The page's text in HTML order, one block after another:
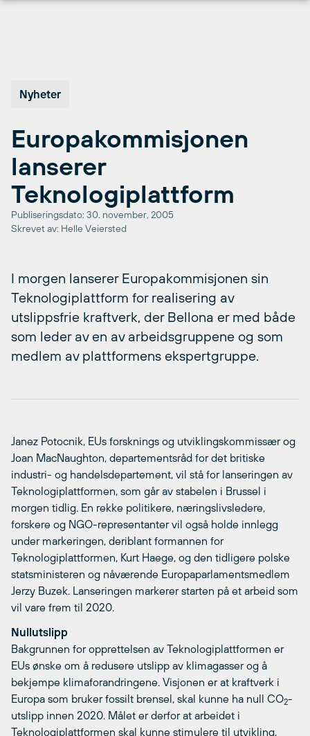
Nyheter
Europakommisjonen
lanserer
Teknologiplattform
Publiseringsdato: 30. november, 2005
Skrevet av: Helle Veiersted
I morgen lanserer Europakommisjonen sin
Teknologiplattform for realisering av
utslippsfrie kraftverk, der Bellona er med både
som leder av en av arbeidsgruppene og som
medlem av plattformens ekspertgruppe.
Janez Potocnik, EUs forsknings og utviklingskommissær og
Joan MacNaughton, departementsråd for det britiske
industri- og handelsdepartement, vil stå for lanseringen av
Teknologiplattformen, som går av stabelen i Brussel i
morgen tidlig. En rekke politikere, næringslivsledere,
forskere og NGO-representanter vil også holde innlegg
under markeringen, deriblant formannen for
Teknologiplattformen, Kurt Haege, og den tidligere polske
statsministeren og nåværende Europaparlamentsmedlem
Jerzy Buzek. Lanseringen markerer starten på et arbeid som
vil vare frem til 2020.
Nullutslipp
Bakgrunnen for opprettelsen av Teknologiplattformen er
EUs ønske om å redusere utslipp av klimagasser og å
bekjempe klimaforandringene. Visjonen er at kraftverk i
Europa som bruker fossilt brensel, skal kunne ha null CO2-
utslipp innen 2020. Målet er derfor at arbeidet i
Teknologiplattformen skal kunne stimulere til utvikling,